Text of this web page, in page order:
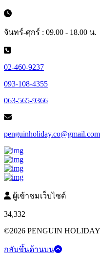
จันทร์-ศุกร์ : 09.00 - 18.00 น.
02-460-9237
093-108-4355
063-565-9366
penguinholiday.co@gmail.com
ผู้เข้าชมเว็บไซต์
34,332
©2026 PENGUIN HOLIDAY
กลับขึ้นด้านบน